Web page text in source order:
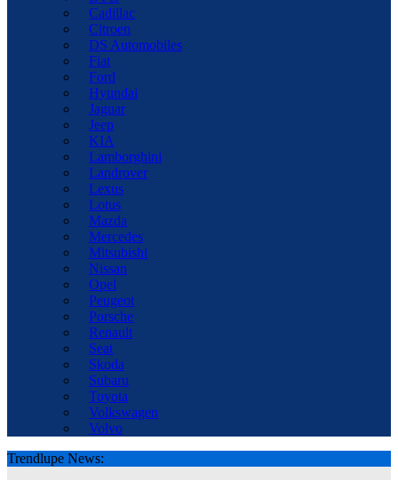
Cadillac
Citroen
DS Automobiles
Fiat
Ford
Hyundai
Jaguar
Jeep
KIA
Lamborghini
Landrover
Lexus
Lotus
Mazda
Mercedes
Mitsubishi
Nissan
Opel
Peugeot
Porsche
Renault
Seat
Skoda
Subaru
Toyota
Volkswagen
Volvo
Trendlupe News: